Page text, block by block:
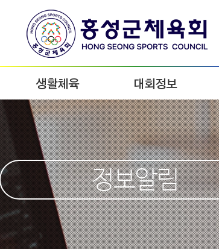
생활체육 대회정보
정보알림